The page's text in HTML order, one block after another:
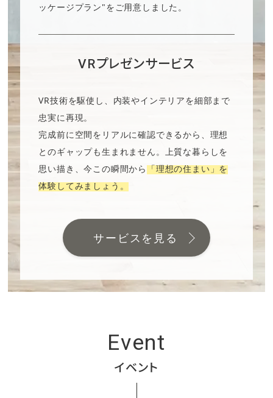
ッケージプラン"をご用意しました。
VRプレゼンサービス
VR技術を駆使し、内装やインテリアを細部まで
忠実に再現。
完成前に空間をリアルに確認できるから、理想
とのギャップも生まれません。上質な暮らしを
思い描き、今この瞬間から「理想の住まい」を
体験してみましょう。
サービスを見る
Event
イベント